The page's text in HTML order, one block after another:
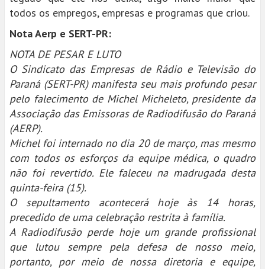
todos os empregos, empresas e programas que criou.
Nota Aerp e SERT-PR:
NOTA DE PESAR E LUTO
O Sindicato das Empresas de Rádio e Televisão do
Paraná (SERT-PR) manifesta seu mais profundo pesar
pelo falecimento de Michel Micheleto, presidente da
Associação das Emissoras de Radiodifusão do Paraná
(AERP).
Michel foi internado no dia 20 de março, mas mesmo
com todos os esforços da equipe médica, o quadro
não foi revertido. Ele faleceu na madrugada desta
quinta-feira (15).
O sepultamento acontecerá hoje às 14 horas,
precedido de uma celebração restrita à família.
A Radiodifusão perde hoje um grande profissional
que lutou sempre pela defesa de nosso meio,
portanto, por meio de nossa diretoria e equipe,